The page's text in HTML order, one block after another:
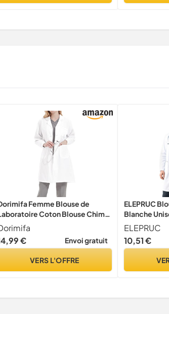
Femme Blouse de
Coton Blouse Chimie
collège Cosplay Mince L
€
Envoi gratuit
VERS L'OFFRE
ELEPRUC
Blanche
Medicale
Manches
Vêtements
ELEPRUC
10,51 €